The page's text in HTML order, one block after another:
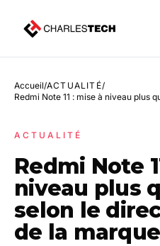
Accueil/ACTUALITÉ/
ACTUALITÉ
Redmi Note
niveau plus
selon le
de la marque